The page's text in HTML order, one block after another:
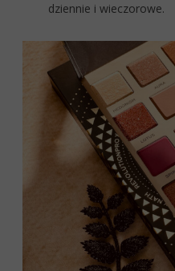
dziennie i wieczorowe.